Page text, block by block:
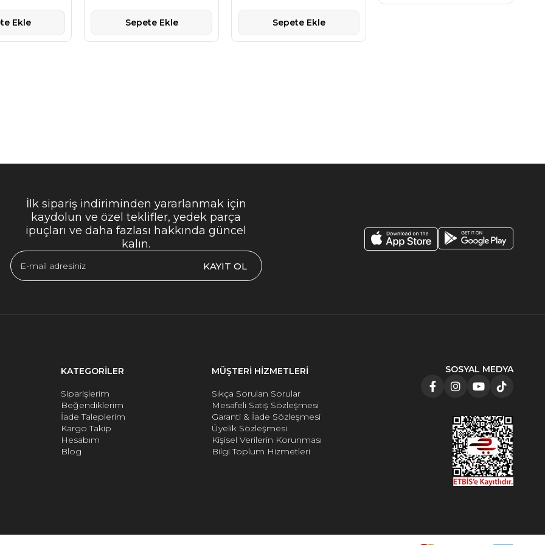
Ekle Sepete Ekle Sepete Ekle
İlk sipariş indiriminden yararlanmak için
kaydolun ve özel teklifler, yedek parça
ipuçları ve daha fazlası hakkında güncel
kalın.
KAYIT OL
KATEGORİLER
Siparişlerim
Beğendiklerim
İade Taleplerim
Kargo Takip
Hesabım
Blog
MÜŞTERİ HİZMETLERİ
Sıkça Sorulan Sorular
Mesafeli Satış Sözleşmesi
Garanti & İade Sözleşmesi
Üyelik Sözleşmesi
Kişisel Verilerin Korunması
Bilgi Toplum Hizmetleri
SOSYAL MEDYA